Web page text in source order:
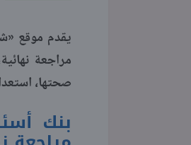
مراجعة
صحتها،